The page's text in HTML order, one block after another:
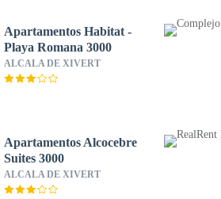
Apartamentos Habitat -
Playa Romana 3000
ALCALA DE XIVERT
Apartamentos Alcocebre
Suites 3000
ALCALA DE XIVERT